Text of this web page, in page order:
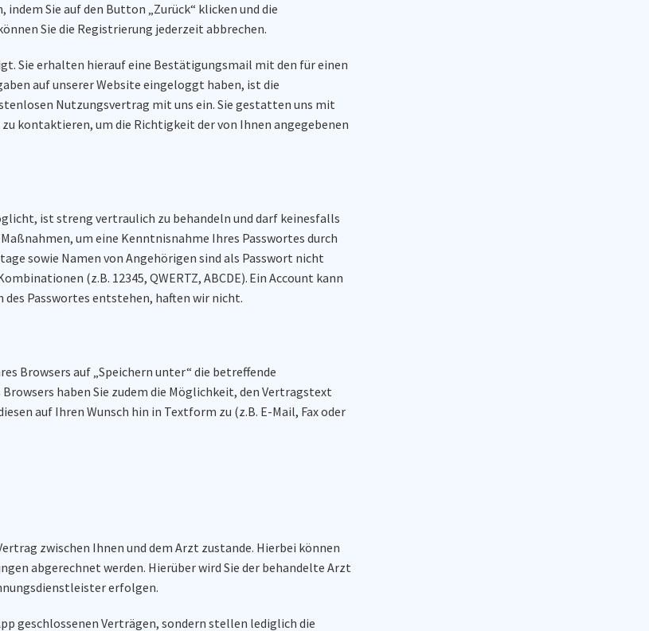
Sie auf den Button „Zurück“ klicken und die
Sie die Registrierung jederzeit abbrechen.
Sie erhalten hierauf eine Bestätigungsmail mit den für einen
auf unserer Website eingeloggt haben, ist die
Nutzungsvertrag mit uns ein. Sie gestatten uns mit
kontaktieren, um die Richtigkeit der von Ihnen angegebenen
ist streng vertraulich zu behandeln und darf keinesfalls
um eine Kenntnisnahme Ihres Passwortes durch
sowie Namen von Angehörigen sind als Passwort nicht
(z.B. 12345, QWERTZ, ABCDE). Ein Account kann
des Passwortes entstehen, haften wir nicht.
Browsers auf „Speichern unter“ die betreffende
haben Sie zudem die Möglichkeit, den Vertragstext
auf Ihren Wunsch hin in Textform zu (z.B. E-Mail, Fax oder
zwischen Ihnen und dem Arzt zustande. Hierbei können
abgerechnet werden. Hierüber wird Sie der behandelte Arzt
erfolgen.
geschlossenen Verträgen, sondern stellen lediglich die